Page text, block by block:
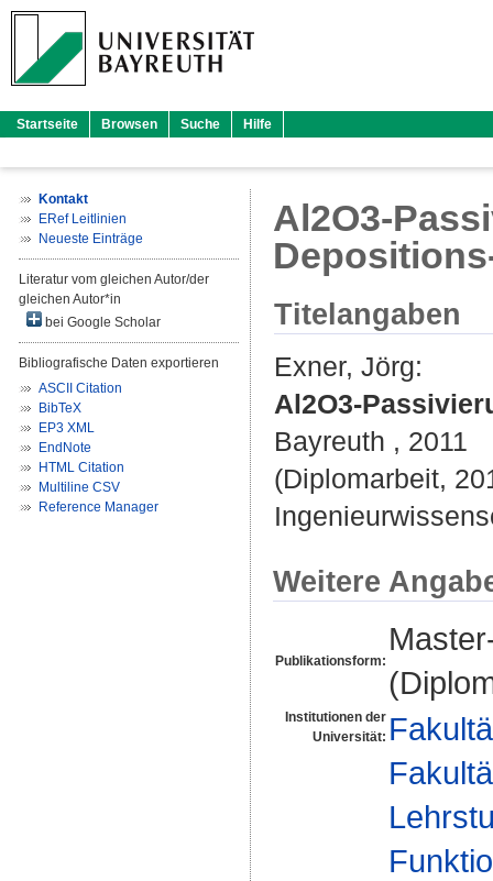
Startseite Browsen Suche Hilfe
Kontakt
ERef Leitlinien
Neueste Einträge
Literatur vom gleichen Autor/der
gleichen Autor*in
bei Google Scholar
Bibliografische Daten exportieren
ASCII Citation
BibTeX
EP3 XML
EndNote
HTML Citation
Multiline CSV
Reference Manager
Al2O3-
Titelangaben
Exner, Jörg:
Al2O3-
Bayreuth , 2011
(Diplomarbeit,
Weitere
Publikationsform:
Institutionen der
Universität: